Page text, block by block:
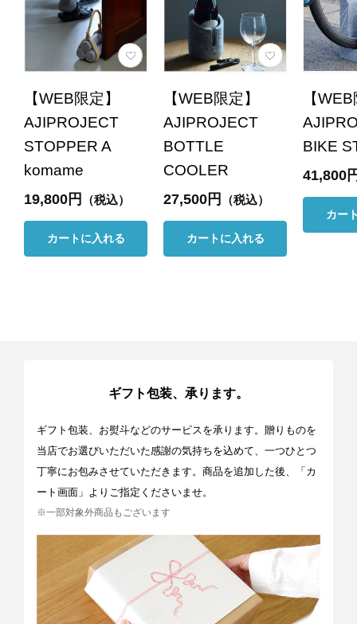
【WEB限定】
AJIPROJECT
STOPPER A
komame
19,800円 （税込）
カートに入れる
【WEB限定】
AJIPROJECT
BOTTLE
COOLER
27,500円 （税込）
カートに入れる
【
BIKE
41,800
カー
ギフト包装、承ります。
ギフト包装、お熨斗などのサービスを承ります。贈りものを
当店でお選びいただいた感謝の気持ちを込めて、一つひとつ
丁寧にお包みさせていただきます。商品を追加した後、「カ
ート画面」よりご指定くださいませ。
※一部対象外商品もございます